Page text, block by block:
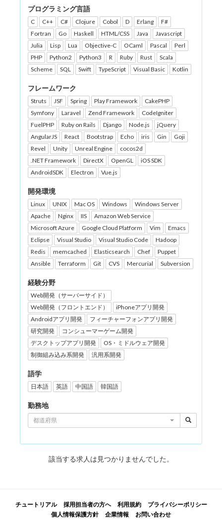
プログラミング言語
C C++ C# Clojure Cobol D Erlang
F#
Fortran
Go Haskell HTML/CSS Java
Javascript
Julia
Lisp Lua Objective-C OCaml Pascal
Perl
PHP
Python2 Python3 R Ruby Rust
Scala
Scheme
SQL Swift TypeScript Visual Basic Kotlin
フレームワーク
Struts JSF Spring Play Framework
CakePHP
Symfony
Laravel Zend Framework
CodeIgniter
FuelPHP
Ruby on Rails Django Node.js
jQuery
AngularJS
React Bootstrap Echo iris Gin
Goji
Revel
Unity Unreal Engine
cocos2d
.NET Framework
DirectX OpenGL
iOS SDK
AndroidSDK
Electron Vue.js
開発環境
Linux UNIX Mac OS Windows
Windows Server
Apache
Nginx IIS
Amazon Web Service
Microsoft Azure
Google Cloud Platform Vim
Emacs
Eclipse
Visual Studio Visual Studio Code
Hadoop
Redis
memcached Elasticsearch Chef
Puppet
Ansible
Terraform Git CVS Mercurial Subversion
経験分野
Web開発（サーバーサイド）
Web開発（フロントエンド）
iPhoneアプリ開発
Androidアプリ開発
フィーチャーフォンアプリ開発
研究開発
コンシューマーゲーム開発
デスクトップアプリ開発
OS・ミドルウェア開発
制御組み込み系開発
汎用系開発
語学
日本語 英語 中国語 韓国語
勤務地
都道府県
該当する求人は見つかりませんでした。
チュートリアル 採用担当者の方へ 利用規約
プライバシーポリシー
個人情報保護方針
企業情報 お問い合わせ